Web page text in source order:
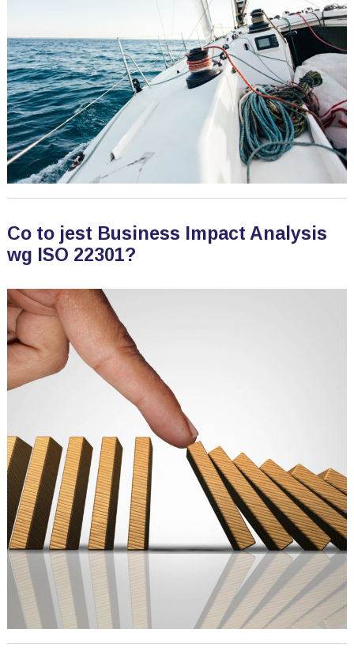
Co to jest Business Impact Analysis
wg ISO 22301?